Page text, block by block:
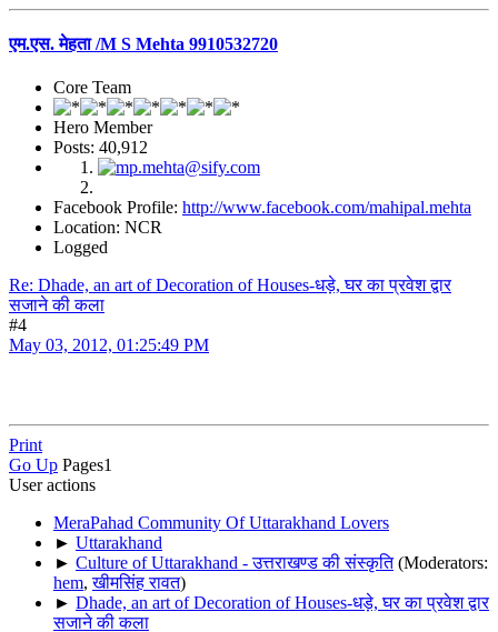
एम.एस. मेहता /M S Mehta 9910532720
Core Team
Hero Member
Posts: 40,912
Facebook Profile: http://www.facebook.com/mahipal.mehta
Location: NCR
Logged
Re: Dhade, an art of Decoration of Houses-धड़े, घर का प्रवेश द्वार
सजाने की कला
#4
May 03, 2012, 01:25:49 PM
Print
Go Up Pages1
User actions
MeraPahad Community Of Uttarakhand Lovers
► Uttarakhand
► Culture of Uttarakhand - उत्तराखण्ड की संस्कृति (Moderators:
hem,खीमसिंह रावत)
► Dhade, an art of Decoration of Houses-धड़े, घर का प्रवेश द्वार
सजाने की कला